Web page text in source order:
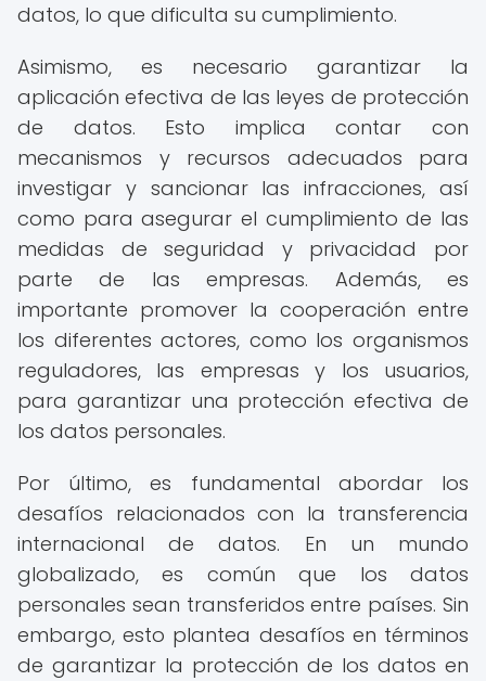
datos, lo que dificulta su cumplimiento.
Asimismo, es necesario garantizar la
aplicación efectiva de las leyes de protección
de datos. Esto implica contar con
mecanismos y recursos adecuados para
investigar y sancionar las infracciones, así
como para asegurar el cumplimiento de las
medidas de seguridad y privacidad por
parte de las empresas. Además, es
importante promover la cooperación entre
los diferentes actores, como los organismos
reguladores, las empresas y los usuarios,
para garantizar una protección efectiva de
los datos personales.
Por último, es fundamental abordar los
desafíos relacionados con la transferencia
internacional de datos. En un mundo
globalizado, es común que los datos
personales sean transferidos entre países. Sin
embargo, esto plantea desafíos en términos
de garantizar la protección de los datos en